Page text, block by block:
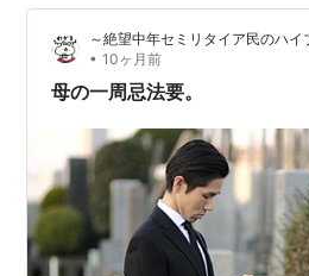
～絶望中年セミリタイア民のハ
• 10ヶ月前
母の一周忌法要。